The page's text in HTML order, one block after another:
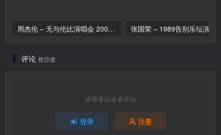
周杰伦 – 无与伦比演唱会 2004（DVD/ISO/7.24G）
评论 抢沙发
请登录后发表评论
登录 注册